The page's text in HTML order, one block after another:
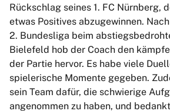
Rückschlag seines 1. FC Nürnberg,
etwas Positives abzugewinnen.
2. Bundesliga beim
Bielefeld hob der Coach den
der Partie hervor. Es habe viele
spielerische Momente gegeben.
sein Team dafür, die schwierige
angenommen zu haben, und